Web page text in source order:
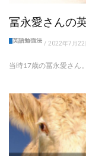
冨永愛さんの
英語勉強法 / 2022年7月22
当時17歳の冨永愛さん